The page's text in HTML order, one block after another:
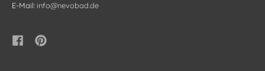
E-Mail: info@nevobad.de